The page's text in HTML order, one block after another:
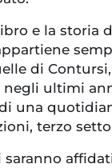
e la storia
di
ultimi
una
terzo